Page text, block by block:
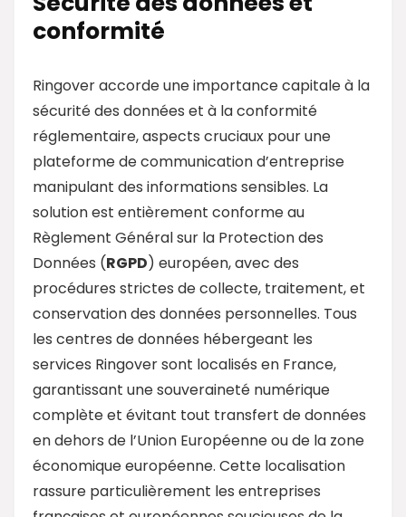
conformité
Ringover accorde une importance capitale à la
sécurité des données et à la conformité
réglementaire, aspects cruciaux pour une
plateforme de communication d’entreprise
manipulant des informations sensibles. La
solution est entièrement conforme au
Règlement Général sur la Protection des
Données (RGPD) européen, avec des
procédures strictes de collecte, traitement, et
conservation des données personnelles. Tous
les centres de données hébergeant les
services Ringover sont localisés en France,
garantissant une souveraineté numérique
complète et évitant tout transfert de données
en dehors de l’Union Européenne ou de la zone
économique européenne. Cette localisation
rassure particulièrement les entreprises